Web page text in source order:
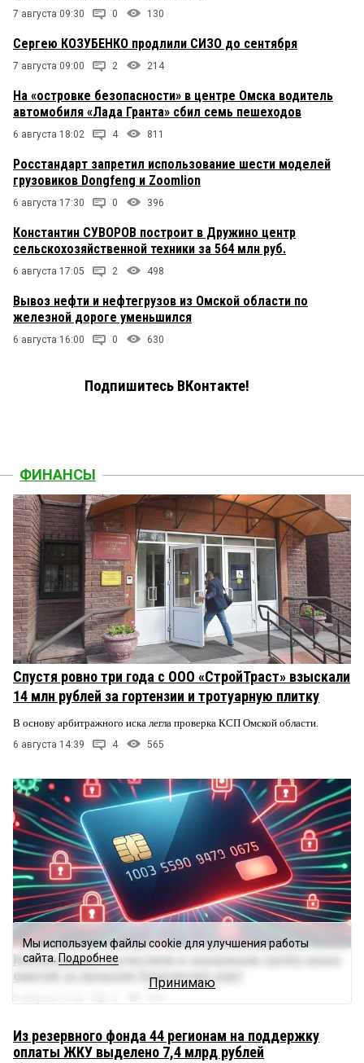
7 августа 09:30 0 130
Сергею КОЗУБЕНКО продлили СИЗО до сентября
7 августа 09:00 2 214
На «островке безопасности» в центре Омска водитель
автомобиля «Лада Гранта» сбил семь пешеходов
6 августа 18:02 4 811
Росстандарт запретил использование шести моделей
грузовиков Dongfeng и Zoomlion
6 августа 17:30 0 396
Константин СУВОРОВ построит в Дружино центр
сельскохозяйственной техники за 564 млн руб.
6 августа 17:05 2 498
Вывоз нефти и нефтегрузов из Омской области по
железной дороге уменьшился
6 августа 16:00 0 630
Подпишитесь ВКонтакте!
ФИНАНСЫ
Спустя ровно три года с ООО «СтройТраст» взыскали
14 млн рублей за гортензии и тротуарную плитку
В основу арбитражного иска легла проверка КСП Омской области.
6 августа 14:39 4 565
Киберсыщики вычислили и задержали группу юных
омичей за продажи банковских карт
Из резервного фонда 44 регионам на поддержку
оплаты ЖКУ выделено 7,4 млрд рублей
Мы используем файлы cookie для улучшения работы
сайта. Подробнее
Принимаю